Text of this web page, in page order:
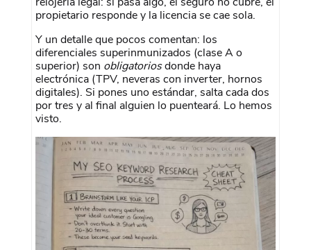
propietario responde y la licencia se cae sola.
Y un detalle que pocos comentan: los
diferenciales superinmunizados (clase A o
superior) son obligatoriosdonde haya
electrónica (TPV, neveras con inverter, hornos
digitales). Si pones uno estándar, salta cada dos
por tres y al final alguien lo puenteará. Lo hemos
visto.